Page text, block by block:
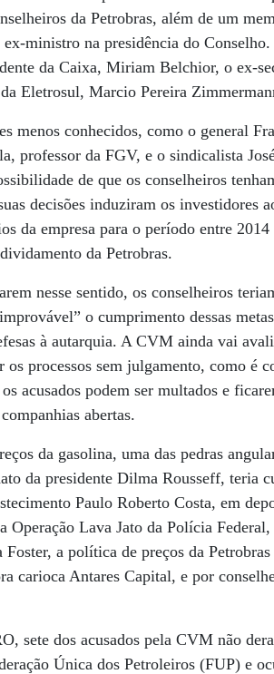
da Petrobras, além de um
ministro na presidência do
da Caixa, Miriam Belchior, o ex-
Eletrosul, Marcio Pereira
menos conhecidos, como o general
professor da FGV, e o sindicalista
de que os conselheiros
decisões induziram os investidores
da empresa para o período entre
da Petrobras.
nesse sentido, os conselheiros
o cumprimento dessas
à autarquia. A CVM ainda vai
os processos sem julgamento, como é
acusados podem ser multados e
abertas.
da gasolina, uma das pedras
da presidente Dilma Rousseff, teria
Paulo Roberto Costa, em
Operação Lava Jato da Polícia
Foster, a política de preços da
carioca Antares Capital, e por
sete dos acusados pela CVM não
Única dos Petroleiros (FUP) e